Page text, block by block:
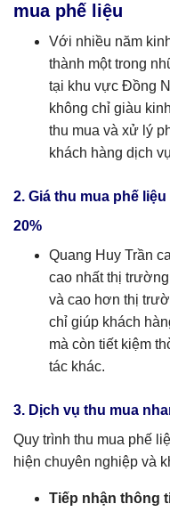
mua phế liệu
Với nhiều năm
thành một trong
tại khu vực Đồng
không chỉ giàu
thu mua và xử lý
khách hàng dịch
2. Giá thu mua phế
20%
Quang Huy Trần
cao nhất thị
và cao hơn thị
chỉ giúp khách
mà còn tiết kiệm
tác khác.
3. Dịch vụ thu mua
Quy trình thu mua phế
hiện chuyên nghiệp và
Tiếp nhận thông